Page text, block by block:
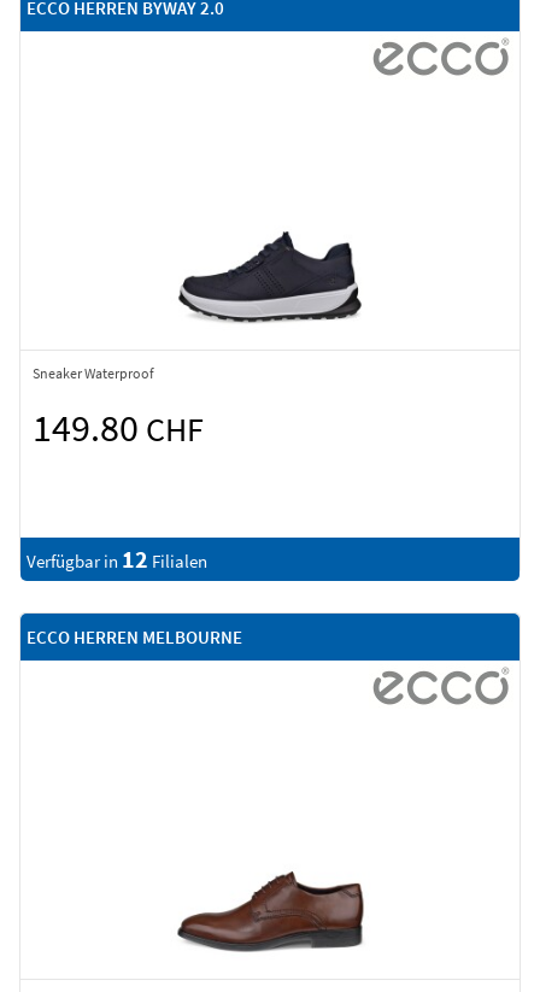
ECCO HERREN BYWAY 2.0
Sneaker Waterproof
149.80 CHF
Verfügbar in 12 Filialen
ECCO HERREN MELBOURNE